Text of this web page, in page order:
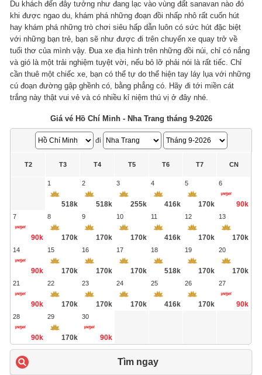
Du khách đến đây tưởng như đang lạc vào vùng đất sanavan nào đó
khi được ngao du, khám phá những đoạn đồi nhấp nhô rất cuốn hút
hay khám phá những trò chơi siêu hấp dẫn luôn có sức hút đặc biệt
với những bạn trẻ, bạn sẽ như được đi trên chuyến xe quay trở về
tuổi thơ của mình vậy. Đua xe địa hình trên những đồi núi, chỉ có nắng
và gió là một trải nghiệm tuyệt vời, nếu bỏ lỡ phải nói là rất tiếc. Chỉ
cần thuê một chiếc xe, bạn có thể tự do thể hiện tay láy lụa với những
cú đoạn đường gập ghềnh có, bằng phẳng có. Hãy đi tới miền cát
trắng này thật vui vẻ và có nhiều kỉ niệm thú vị ở đây nhé.
Giá vé Hồ Chí Minh - Nha Trang tháng 9-2026
đi
T2 T3 T4 T5 T6 T7 CN
1
518k
2
518k
3
255k
4
416k
5
170k
6
90k
7
90k
8
170k
9
170k
10
170k
11
416k
12
170k
13
170k
14
90k
15
170k
16
170k
17
170k
18
518k
19
170k
20
170k
21
90k
22
170k
23
170k
24
170k
25
416k
26
170k
27
90k
28
90k
29
170k
30
90k
Tìm ngay